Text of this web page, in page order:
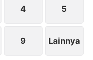
4 5
9 Lainnya